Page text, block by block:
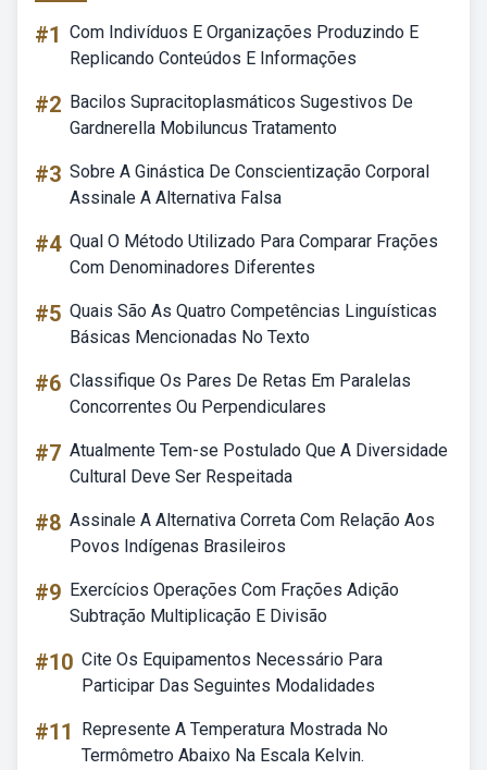
#1 Com Indivíduos E Organizações Produzindo E
Replicando Conteúdos E Informações
#2 Bacilos Supracitoplasmáticos Sugestivos De
Gardnerella Mobiluncus Tratamento
#3 Sobre A Ginástica De Conscientização Corporal
Assinale A Alternativa Falsa
#4 Qual O Método Utilizado Para Comparar Frações
Com Denominadores Diferentes
#5 Quais São As Quatro Competências Linguísticas
Básicas Mencionadas No Texto
#6 Classifique Os Pares De Retas Em Paralelas
Concorrentes Ou Perpendiculares
#7 Atualmente Tem-se Postulado Que A Diversidade
Cultural Deve Ser Respeitada
#8 Assinale A Alternativa Correta Com Relação Aos
Povos Indígenas Brasileiros
#9 Exercícios Operações Com Frações Adição
Subtração Multiplicação E Divisão
#10 Cite Os Equipamentos Necessário Para
Participar Das Seguintes Modalidades
#11
Represente A Temperatura Mostrada No
Termômetro Abaixo Na Escala Kelvin.